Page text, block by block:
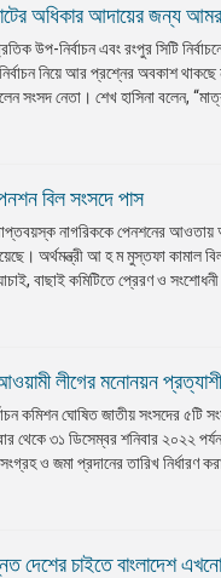
অধিকার আদায়ের জন্য
উপ-নির্বাচন এবং রংপুর সিটি
নিয়ে আর প্রশ্নের অবকাশ
সংসদ নেতা। শেখ হাসিনা বলেন,
বিল সংসদে পাস
নাগরিককে পেনশনের আওতায়
অর্থমন্ত্রী আ হ ম মুস্তফা
বাছাই কমিটিতে প্রেরণ ও
লীগের মনোনয়ন
কমিশন ঘোষিত জাতীয় সংসদের
থেকে ৩১ ডিসেম্বর শনিবার ২০২২
ও জমা প্রদানের তারিখ নির্ধারণ
দেশের চাইতে বাংলাদেশ